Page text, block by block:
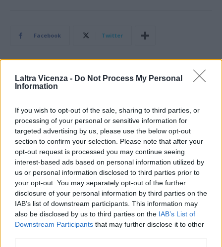
Laltra Vicenza - Do Not Process My Personal
Information
If you wish to opt-out of the sale, sharing to third parties, or
processing of your personal or sensitive information for
targeted advertising by us, please use the below opt-out
section to confirm your selection. Please note that after your
opt-out request is processed you may continue seeing
interest-based ads based on personal information utilized by
us or personal information disclosed to third parties prior to
your opt-out. You may separately opt-out of the further
disclosure of your personal information by third parties on the
IAB’s list of downstream participants. This information may
also be disclosed by us to third parties on the IAB’s List of
Downstream Participants that may further disclose it to other
Facebook Twitter
ARTICOLO PRECEDENTE
cinque le serate
ARTICOLO SUCCESSIVO
STAY CONNECTED
9,253
Fans
3,533
Follower
2,652
Iscritti